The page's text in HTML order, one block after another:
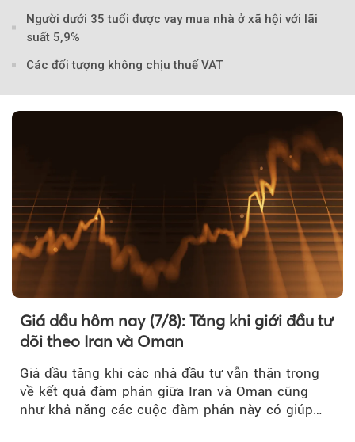
Người dưới 35 tuổi được vay mua nhà ở xã hội với lãi
suất 5,9%
Các đối tượng không chịu thuế VAT
Giá dầu hôm nay (7/8): Tăng khi giới đầu tư
dõi theo Iran và Oman
Giá dầu tăng khi các nhà đầu tư vẫn thận trọng
về kết quả đàm phán giữa Iran và Oman cũng
như khả năng các cuộc đàm phán này có giúp